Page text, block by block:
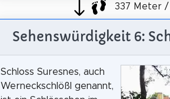
337 Meter
Sehenswürdigkeit 6:
Schloss Suresnes, auch
Werneckschlößl genannt,